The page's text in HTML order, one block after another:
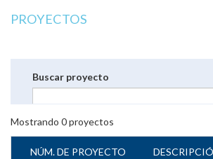
PROYECTOS
Buscar proyecto
Mostrando 0proyectos
NÚM. DE PROYECTO